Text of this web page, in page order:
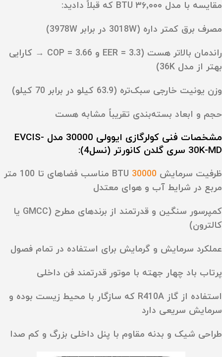
مقایسه با مدل ۳۶٬۰۰۰ BTU
که قبلاً دادید:
مصرف برق کمتر داره (3018W در برابر 3978W)
راندمان بالاتر
هست (EER = 3.3 و COP = 3.66 → کارایی
بهتر از مدل 36K)
وزن یونیت خارجی سبک‌تره (63.9 کیلو در برابر 70 کیلو)
حجم و ابعاد بسته‌بندی تقریباً مشابه هست
مشخصات فنی کولرگازی ایوولی 30000 مدل EVCIS-
30K-MD سری گلدن کانورتر (نسل4):
ظرفیت سرمایش 30000
BTU مناسب فضاهای تا 100 متر
مربع در شرایط آب‌ و هوای معتدل
کمپرسور سنگین و قدرتمند از برندهای مطرح (GMCC یا
کالترون)
عملکرد سرمایش و گرمایش برای استفاده در تمام فصول
پرتاب باد چهار جهته با موتور قدرتمند فن داخلی
استفاده از گاز R410A که سازگار با محیط‌ زیست بوده و
سرمایش سریعی دارد
طراحی شیک و بدنه مقاوم با پنل داخلی بزرگ و کم‌ صدا